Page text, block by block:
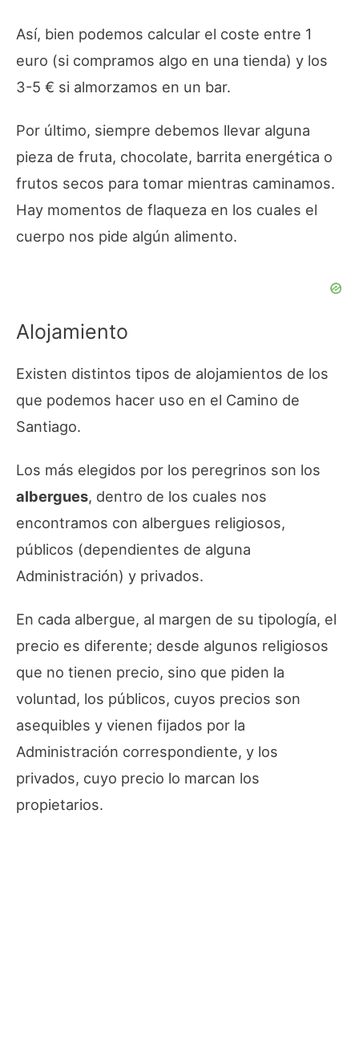
Así, bien podemos calcular el coste entre 1
euro (si compramos algo en una tienda) y los
3-5 € si almorzamos en un bar.
Por último, siempre debemos llevar alguna
pieza de fruta, chocolate, barrita energética o
frutos secos para tomar mientras caminamos.
Hay momentos de flaqueza en los cuales el
cuerpo nos pide algún alimento.
Alojamiento
Existen distintos tipos de alojamientos de los
que podemos hacer uso en el Camino de
Santiago.
Los más elegidos por los peregrinos son los
albergues, dentro de los cuales nos
encontramos con albergues religiosos,
públicos (dependientes de alguna
Administración) y privados.
En cada albergue, al margen de su tipología, el
precio es diferente; desde algunos religiosos
que no tienen precio, sino que piden la
voluntad, los públicos, cuyos precios son
asequibles y vienen fijados por la
Administración correspondiente, y los
privados, cuyo precio lo marcan los
propietarios.